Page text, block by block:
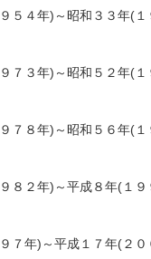
５４年)～昭和３３年(１
７３年)～昭和５２年(１
７８年)～昭和５６年(１
８２年)～平成８年(１９
７年)～平成１７年(２０